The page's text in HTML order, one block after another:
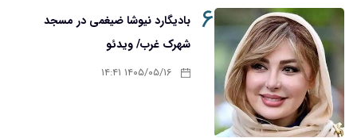
۶
بادیگارد نیوشا ضیغمی در مسجد
شهرک غرب/ ویدئو
۱۴۰۵/۰۵/۱۶ ۱۴:۴۱